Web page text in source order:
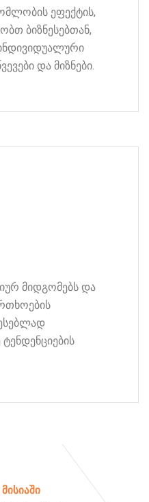
ეფექტის,
ბიზნესებთან,
და მიზნები.
მიდგომებს და